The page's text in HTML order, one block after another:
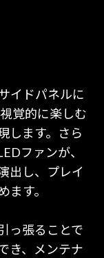
イドパネルに
覚的に楽しむ
します。さら
ファンが、
出し、プレイ
す。
っ張ることで
き、メンテナ